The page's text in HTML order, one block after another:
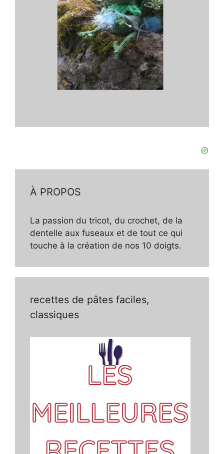
À PROPOS
La passion du tricot, du crochet, de la
dentelle aux fuseaux et de tout ce qui
touche à la création de nos 10 doigts.
recettes de pâtes faciles,
classiques